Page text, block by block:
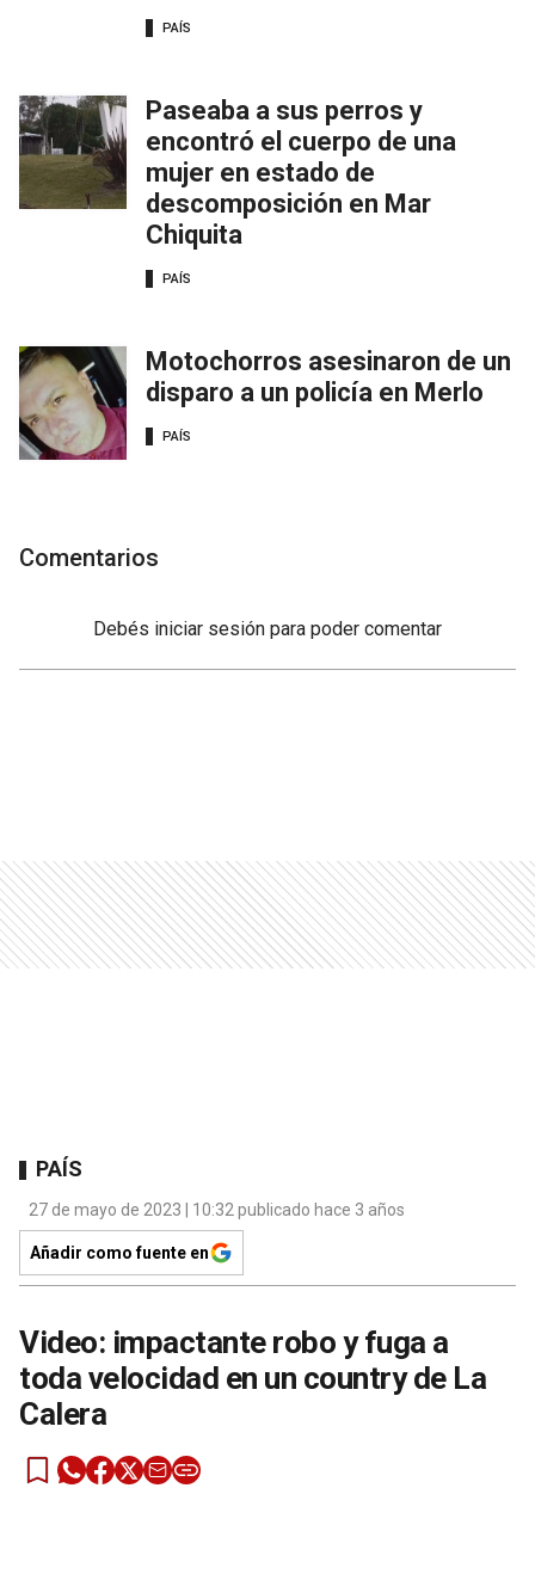
PAÍS
Paseaba a sus perros y
encontró el cuerpo de una
mujer en estado de
descomposición en Mar
Chiquita
PAÍS
Motochorros asesinaron de un
disparo a un policía en Merlo
PAÍS
Comentarios
Debés iniciar sesión para poder comentar
PAÍS
27 de mayo de 2023 | 10:32 publicado hace 3 años
Añadir como fuente en
Video: impactante robo y fuga a
toda velocidad en un country de La
Calera